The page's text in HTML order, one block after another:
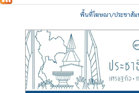
พื้นที่โฆษณา/ประชาสั